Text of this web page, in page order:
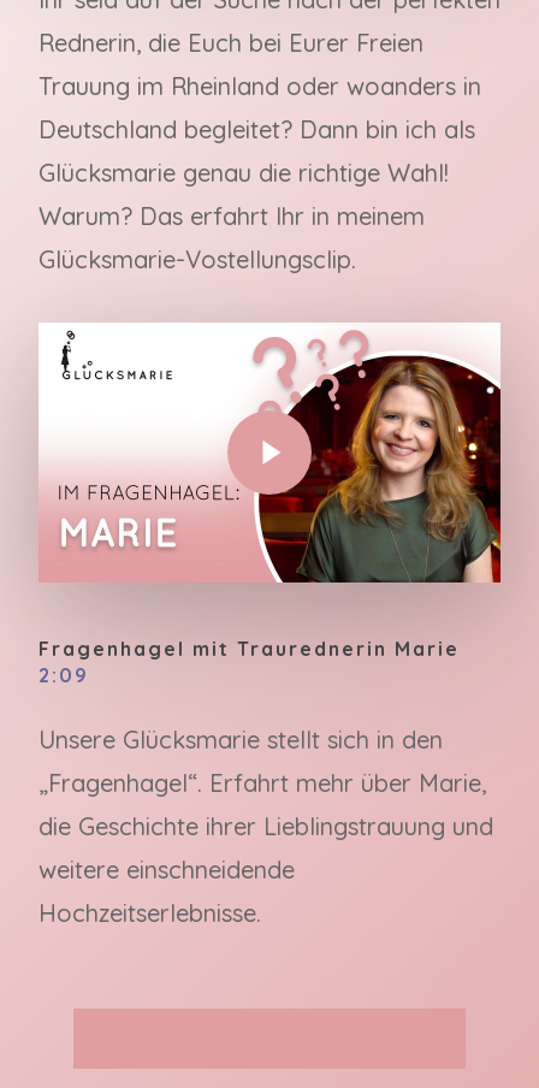
Rednerin, die Euch bei Eurer Freien
Trauung im Rheinland oder woanders in
Deutschland begleitet? Dann bin ich als
Glücksmarie genau die richtige Wahl!
Warum? Das erfahrt Ihr in meinem
Glücksmarie-Vostellungsclip.
Play Video
Fragenhagel mit Traurednerin Marie
2:09
Unsere Glücksmarie stellt sich in den
„Fragenhagel“. Erfahrt mehr über Marie,
die Geschichte ihrer Lieblingstrauung und
weitere einschneidende
Hochzeitserlebnisse.